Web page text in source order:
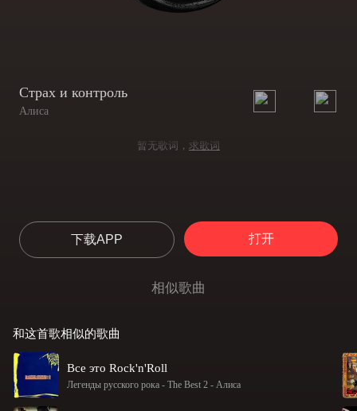
Страх и контроль
Алиса
暂无歌词， 求歌词
下载APP 打开
相似歌曲
和这首歌相似的歌曲
Все это Rock'n'Roll
Легенды русского рока - The Best 2 - Алиса